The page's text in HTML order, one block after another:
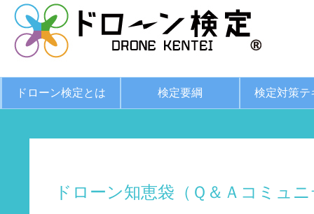
ドローン検定とは 検定要綱 検定対策テ
ドローン知恵袋（Ｑ＆Ａコミュ